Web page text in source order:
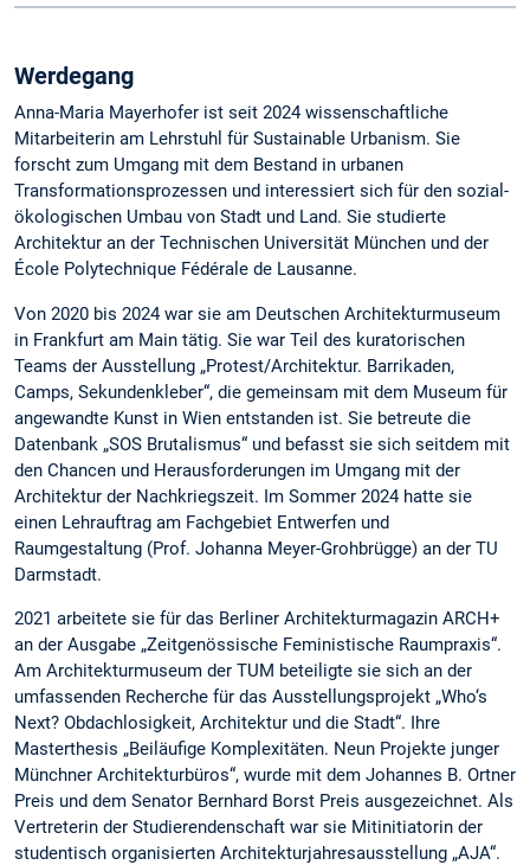
Werdegang
Anna-Maria Mayerhofer ist seit 2024 wissenschaftliche
Mitarbeiterin am Lehrstuhl für Sustainable Urbanism. Sie
forscht zum Umgang mit dem Bestand in urbanen
Transformationsprozessen und interessiert sich für den sozial-
ökologischen Umbau von Stadt und Land. Sie studierte
Architektur an der Technischen Universität München und der
École Polytechnique Fédérale de Lausanne.
Von 2020 bis 2024 war sie am Deutschen Architekturmuseum
in Frankfurt am Main tätig. Sie war Teil des kuratorischen
Teams der Ausstellung „Protest/Architektur. Barrikaden,
Camps, Sekundenkleber“, die gemeinsam mit dem Museum für
angewandte Kunst in Wien entstanden ist. Sie betreute die
Datenbank „SOS Brutalismus“ und befasst sie sich seitdem mit
den Chancen und Herausforderungen im Umgang mit der
Architektur der Nachkriegszeit. Im Sommer 2024 hatte sie
einen Lehrauftrag am Fachgebiet Entwerfen und
Raumgestaltung (Prof. Johanna Meyer-Grohbrügge) an der TU
Darmstadt.
2021 arbeitete sie für das Berliner Architekturmagazin ARCH+
an der Ausgabe „Zeitgenössische Feministische Raumpraxis“.
Am Architekturmuseum der TUM beteiligte sie sich an der
umfassenden Recherche für das Ausstellungsprojekt „Who‘s
Next? Obdachlosigkeit, Architektur und die Stadt“. Ihre
Masterthesis „Beiläufige Komplexitäten. Neun Projekte junger
Münchner Architekturbüros“, wurde mit dem Johannes B. Ortner
Preis und dem Senator Bernhard Borst Preis ausgezeichnet. Als
Vertreterin der Studierendenschaft war sie Mitinitiatorin der
studentisch organisierten Architekturjahresausstellung „AJA“.